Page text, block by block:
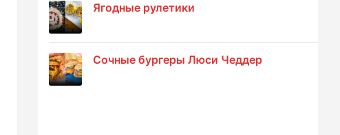
Ягодные рулетики
Сочные бургеры Люси Чеддер